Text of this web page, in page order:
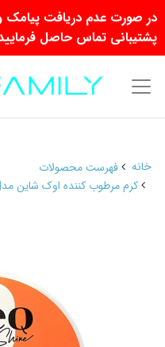
در صورت عدم دریافت پیامک و
پشتیبانی تماس حاصل
خانه
فهرست محصولات
کرم مرطوب کننده اوک شاین مدل آرگان حجم ۲۰۰